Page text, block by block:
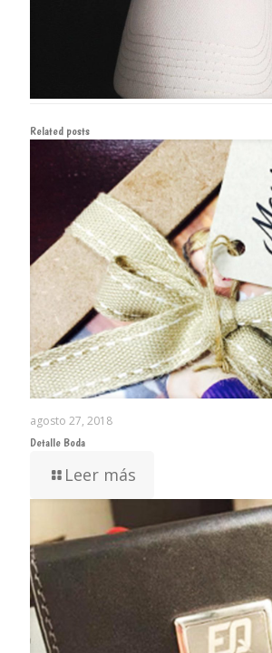
Related posts
agosto 27, 2018
Detalle Boda
Leer más